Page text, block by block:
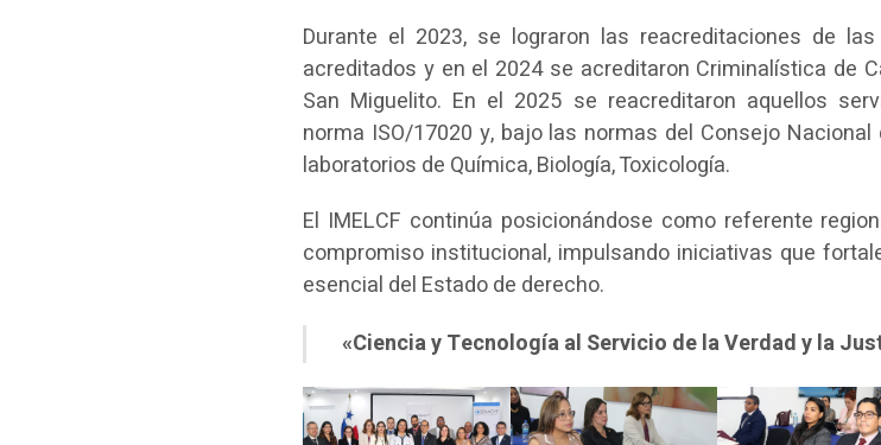
Durante el 2023, se lograron las reacreditaciones de
acreditados y en el 2024 se acreditaron Criminalística de
San Miguelito. En el 2025 se reacreditaron aquellos
norma ISO/17020 y, bajo las normas del Consejo Nacional
laboratorios de Química, Biología, Toxicología.
El IMELCF continúa posicionándose como referente
compromiso institucional, impulsando iniciativas que
esencial del Estado de derecho.
«Ciencia y Tecnología al Servicio de la Verdad y la